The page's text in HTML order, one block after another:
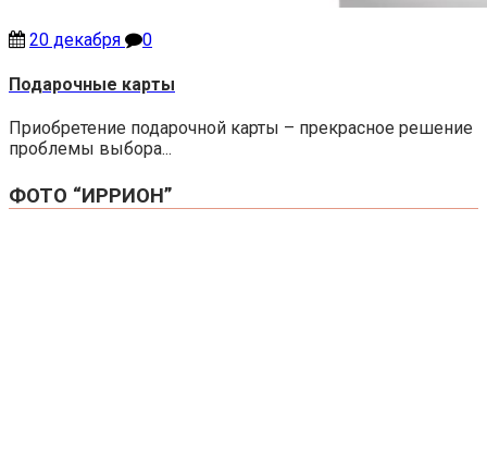
20 декабря 0
Подарочные карты
Приобретение подарочной карты – прекрасное решение
проблемы выбора...
ФОТО “ИРРИОН”